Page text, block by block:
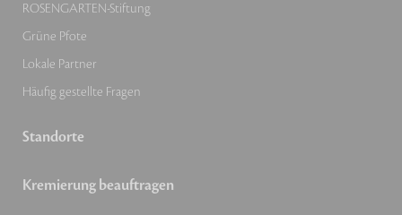
ROSENGARTEN-Stiftung
Grüne Pfote
Lokale Partner
Häufig gestellte Fragen
Standorte
Kremierung beauftragen